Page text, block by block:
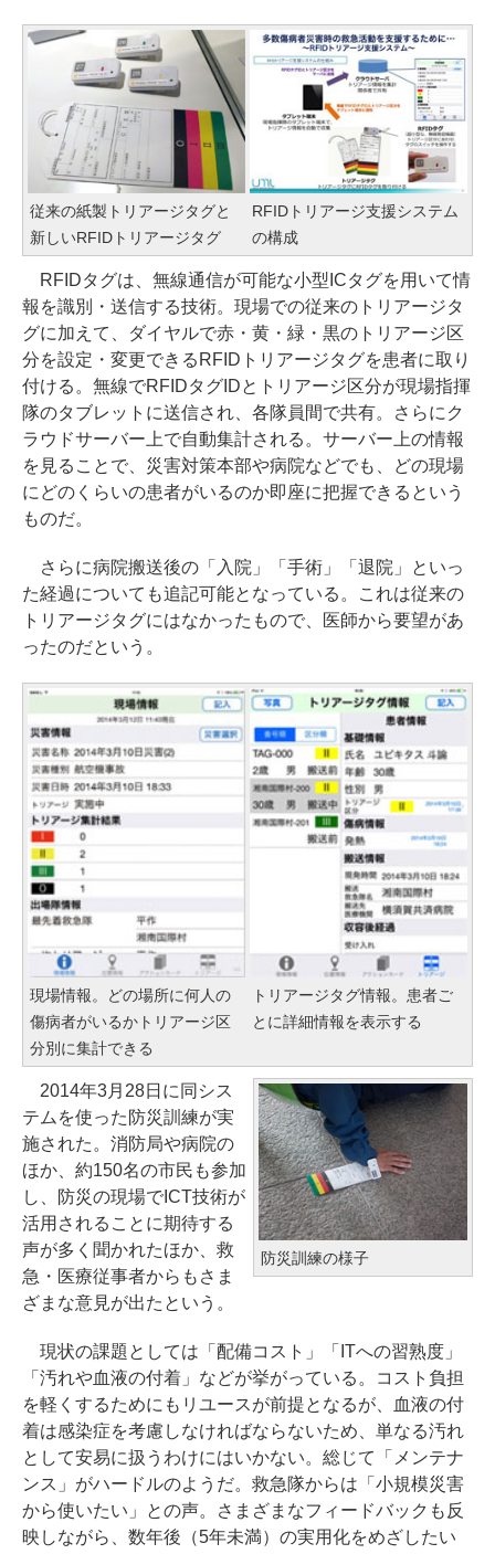
従来の紙製トリアージタグと
新しいRFIDトリアージタグ
RFIDトリアージ支援システム
の構成
RFIDタグは、無線通信が可能な小型ICタグを用いて情
報を識別・送信する技術。現場での従来のトリアージタ
グに加えて、ダイヤルで赤・黄・緑・黒のトリアージ区
分を設定・変更できるRFIDトリアージタグを患者に取り
付ける。無線でRFIDタグIDとトリアージ区分が現場指揮
隊のタブレットに送信され、各隊員間で共有。さらにク
ラウドサーバー上で自動集計される。サーバー上の情報
を見ることで、災害対策本部や病院などでも、どの現場
にどのくらいの患者がいるのか即座に把握できるという
ものだ。
さらに病院搬送後の「入院」「手術」「退院」といっ
た経過についても追記可能となっている。これは従来の
トリアージタグにはなかったもので、医師から要望があ
ったのだという。
現場情報。どの場所に何人の
傷病者がいるかトリアージ区
分別に集計できる
トリアージタグ情報。患者ご
とに詳細情報を表示する
防災訓練の様子
2014年3月28日に同シス
テムを使った防災訓練が実
施された。消防局や病院の
ほか、約150名の市民も参加
し、防災の現場でICT技術が
活用されることに期待する
声が多く聞かれたほか、救
急・医療従事者からもさま
ざまな意見が出たという。
現状の課題としては「配備コスト」「ITへの習熟度」
「汚れや血液の付着」などが挙がっている。コスト負担
を軽くするためにもリユースが前提となるが、血液の付
着は感染症を考慮しなければならないため、単なる汚れ
として安易に扱うわけにはいかない。総じて「メンテナ
ンス」がハードルのようだ。救急隊からは「小規模災害
から使いたい」との声。さまざまなフィードバックも反
映しながら、数年後（5年未満）の実用化をめざしたい